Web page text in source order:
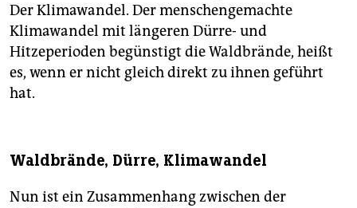
Der Klimawandel. Der menschengemachte
Klimawandel mit längeren Dürre- und
Hitzeperioden begünstigt die Waldbrände, heißt
es, wenn er nicht gleich direkt zu ihnen geführt
hat.
Waldbrände, Dürre, Klimawandel
Nun ist ein Zusammenhang zwischen der